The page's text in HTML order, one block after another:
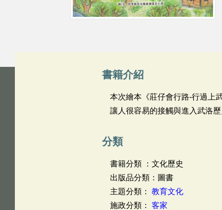
書籍介紹
本次繪本《莊仔會行路-行過上
讓人很容易的接觸與進入武洛
分類
書籍分類 ：文化歷史
出版品分類：圖書
主題分類： 教育文化
施政分類： 客家